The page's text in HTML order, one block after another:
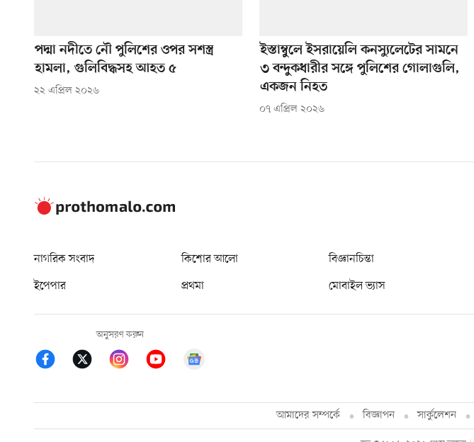
পদ্মা নদীতে নৌ পুলিশের ওপর সশস্ত্র
হামলা, গুলিবিদ্ধসহ আহত ৫
২২ এপ্রিল ২০২৬
ইস্তাম্বুলে ইসরায়েলি কনস্যুলেটের সামনে
৩ বন্দুকধারীর সঙ্গে পুলিশের গোলাগুলি,
একজন নিহত
০৭ এপ্রিল ২০২৬
নাগরিক সংবাদ কিশোর আলো বিজ্ঞানচিন্তা
ইপেপার
প্রথমা মোবাইল ভ্যাস
অনুসরণ করুন
আমাদের সম্পর্কে বিজ্ঞাপন সার্কুলেশন